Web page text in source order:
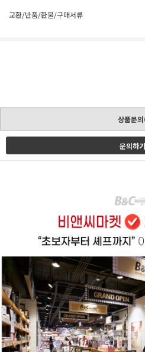
교환/반품/환불/구매서류
상품문
문의하기